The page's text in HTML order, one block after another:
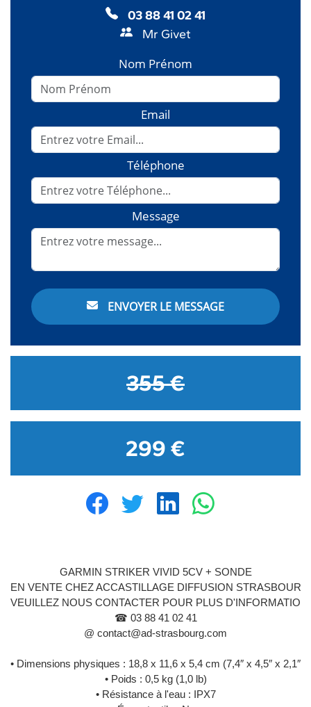
03 88 41 02 41
Mr Givet
Nom Prénom
Email
Téléphone
Message
ENVOYER LE MESSAGE
355 €
299 €
GARMIN STRIKER VIVID 5CV + SONDE
EN VENTE CHEZ ACCASTILLAGE DIFFUSION STRASBOURG
VEUILLEZ NOUS CONTACTER POUR PLUS
☎ 03 88 41 02 41
@ contact@ad-strasbourg.com
• Dimensions physiques : 18,8 x 11,6 x 5,4 cm (7,4″ x 4,5″ x 2,1″)
• Poids : 0,5 kg (1,0 lb)
• Résistance à l'eau : IPX7